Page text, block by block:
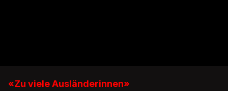
«Zu viele Ausländerinnen»